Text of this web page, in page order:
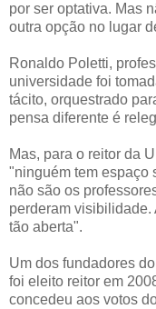
por ser optativa. Mas
outra opção no lugar
Ronaldo Poletti,
universidade foi
tácito, orquestrado
pensa diferente é
Mas, para o reitor da
"ninguém tem espaço
não são os
perderam
tão aberta".
Um dos fundadores
foi eleito reitor em
concedeu aos votos